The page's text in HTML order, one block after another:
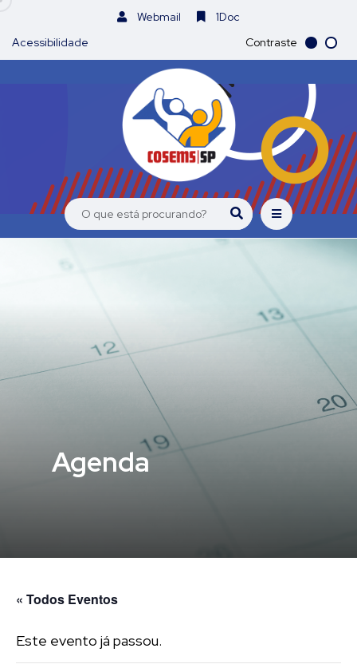
Webmail
1Doc
Acessibilidade
Contraste
Agenda
« Todos Eventos
Este evento já passou.